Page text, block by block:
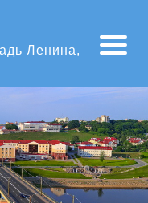
Ленина,
Open